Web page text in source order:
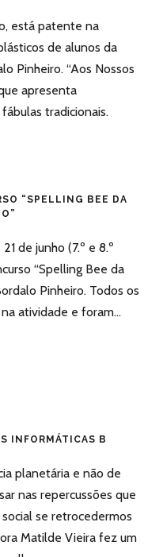
está patente na
de alunos da
Pinheiro. “Aos Nossos
apresenta
tradicionais.
“SPELLING BEE DA
de junho (7.º e 8.º
“Spelling Bee da
Pinheiro. Todos os
atividade e foram...
INFORMÁTICAS B
planetária e não de
nas repercussões que
se retrocedermos
Matilde Vieira fez um